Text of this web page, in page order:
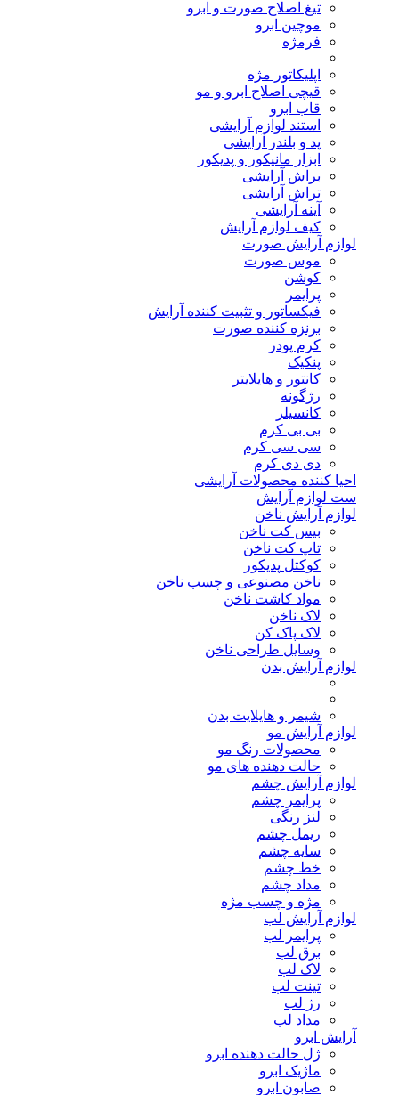
تیغ اصلاح صورت و ابرو
موچین ابرو
فرمژه
اپلیکاتور مژه
قیچی اصلاح ابرو و مو
قاب ابرو
استند لوازم آرایشی
پد و بلندر آرایشی
ابزار مانیکور و پدیکور
براش آرایشی
تراش آرایشی
آینه آرایشی
کیف لوازم آرایش
لوازم آرایش صورت
موس صورت
کوشن
پرایمر
فیکساتور و تثبیت کننده آرایش
برنزه کننده صورت
کرم پودر
پنکیک
کانتور و هایلایتر
رژگونه
کانسیلر
بی بی کرم
سی سی کرم
دی دی کرم
احیا کننده محصولات آرایشی
ست لوازم آرایش
لوازم آرایش ناخن
بیس کت ناخن
تاپ کت ناخن
کوکتل پدیکور
ناخن مصنوعی و چسب ناخن
مواد کاشت ناخن
لاک ناخن
لاک پاک کن
وسایل طراحی ناخن
لوازم آرایش بدن
شیمر و هایلایت بدن
لوازم آرایش مو
محصولات رنگ مو
حالت دهنده های مو
لوازم آرایش چشم
پرایمر چشم
لنز رنگی
ریمل چشم
سایه چشم
خط چشم
مداد چشم
مژه و چسب مژه
لوازم آرایش لب
پرایمر لب
برق لب
لاک لب
تینت لب
رژ لب
مداد لب
آرایش ابرو
ژل حالت دهنده ابرو
ماژیک ابرو
صابون ابرو